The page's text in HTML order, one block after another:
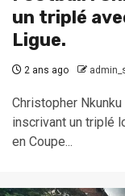
un triplé
Ligue.
2 ans ago
Christopher
inscrivant un triplé
en Coupe...